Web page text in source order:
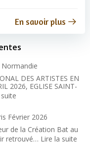
En savoir plus
DES ARTISTES EN
2026, EGLISE SAINT-
:
en
Normandie
Février 2026
de la Création Bat au
retrouvé… Lire la suite: